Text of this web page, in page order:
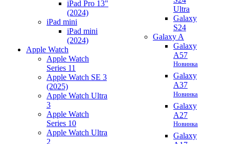
iPad Pro 13"
(2024)
iPad mini
iPad mini
(2024)
Apple Watch
Apple Watch
Series 11
Apple Watch SE 3
(2025)
Apple Watch Ultra
3
Apple Watch
Series 10
Apple Watch Ultra
2
Ultra
Galaxy
S24
Galaxy A
Galaxy
A57
Новинка
Galaxy
A37
Новинка
Galaxy
A27
Новинка
Galaxy